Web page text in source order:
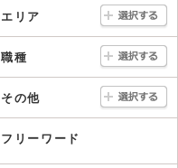
エリア
職種
その他
フリーワード